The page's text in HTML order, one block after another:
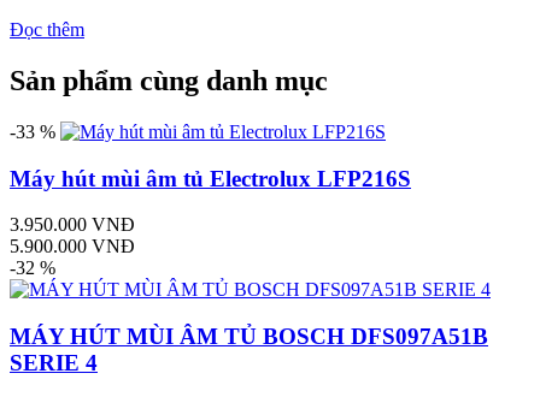
Đọc thêm
Sản phẩm cùng danh mục
-33 %
Máy hút mùi âm tủ Electrolux LFP216S
3.950.000 VNĐ
5.900.000 VNĐ
-32 %
MÁY HÚT MÙI ÂM TỦ BOSCH DFS097A51B
SERIE 4